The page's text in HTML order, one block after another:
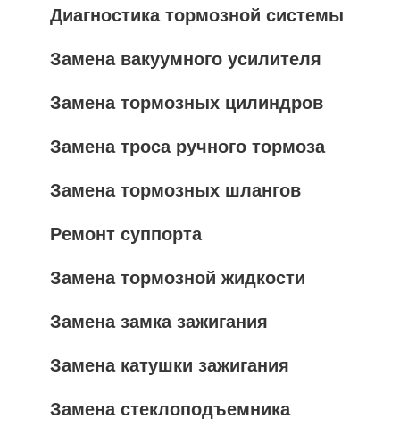
Диагностика тормозной системы
Замена вакуумного усилителя
Замена тормозных цилиндров
Замена троса ручного тормоза
Замена тормозных шлангов
Ремонт суппорта
Замена тормозной жидкости
Замена замка зажигания
Замена катушки зажигания
Замена стеклоподъемника